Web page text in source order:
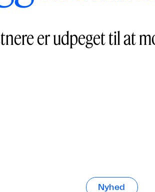
er udpeget til at
Nyhed